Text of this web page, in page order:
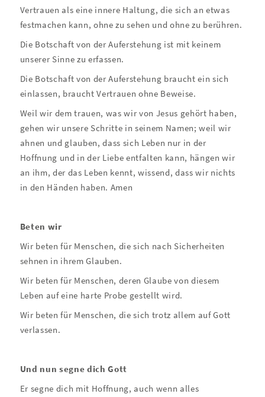
Vertrauen als eine innere Haltung, die sich an etwas
festmachen kann, ohne zu sehen und ohne zu berühren.
Die Botschaft von der Auferstehung ist mit keinem
unserer Sinne zu erfassen.
Die Botschaft von der Auferstehung braucht ein sich
einlassen, braucht Vertrauen ohne Beweise.
Weil wir dem trauen, was wir von Jesus gehört haben,
gehen wir unsere Schritte in seinem Namen; weil wir
ahnen und glauben, dass sich Leben nur in der
Hoffnung und in der Liebe entfalten kann, hängen wir
an ihm, der das Leben kennt, wissend, dass wir nichts
in den Händen haben. Amen
Beten wir
Wir beten für Menschen, die sich nach Sicherheiten
sehnen in ihrem Glauben.
Wir beten für Menschen, deren Glaube von diesem
Leben auf eine harte Probe gestellt wird.
Wir beten für Menschen, die sich trotz allem auf Gott
verlassen.
Und nun segne dich Gott
Er segne dich mit Hoffnung, auch wenn alles